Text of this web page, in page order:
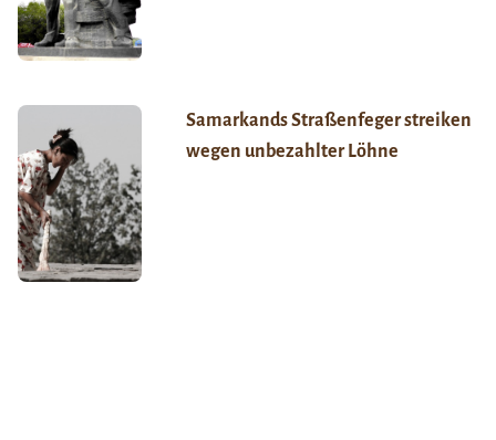
Samarkands Straßenfeger streiken
wegen unbezahlter Löhne